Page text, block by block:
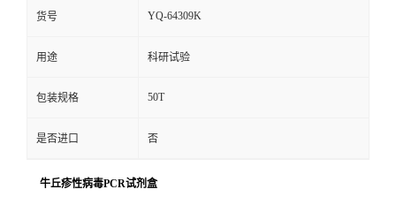
货号 YQ-64309K
用途 科研试验
包装规格 50T
是否进口 否
牛丘疹性病毒PCR试剂盒